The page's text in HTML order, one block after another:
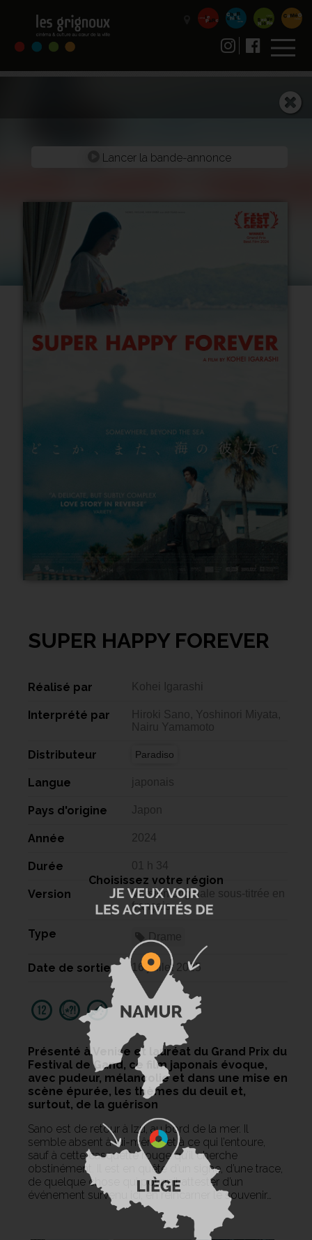
Lancer la bande-annonce
SUPER HAPPY FOREVER
Réalisé par Kohei Igarashi
Interprété par
Hiroki Sano, Yoshinori Miyata,
Nairu Yamamoto
Distributeur Paradiso
Langue japonais
Pays d'origine Japon
Année 2024
Durée 01 h 34
Version
Version originale sous-titrée en
français
Type
Date de sortie 16 juillet 2025
Présenté à Venise et lauréat du Grand Prix du
Festival de Gand, ce film japonais évoque,
avec pudeur, mélancolie et dans une mise en
scène épurée, les thèmes du deuil et,
surtout, de la guérison
Sano est de retour à Izu, au bord de la mer. Il
semble absent à lui-même et à ce qui l’entoure,
sauf à cette casquette rouge qu’il cherche
obstinément. Il est en quête d’un signe, d’une trace,
de quelque chose qui pourrait attester d’un
événement survenu ici, en réincarner le souvenir…
Choisissez votre région